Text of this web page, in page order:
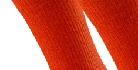
Sportowe
Antypoślizgowe
Ciepłe
Do
Ciepłe